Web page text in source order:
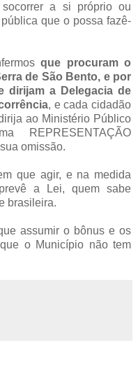
a si próprio ou
que o possa fazê-
que procuram o
de São Bento, e por
dirijam a Delegacia de
, e cada cidadão
ao Ministério Público
REPRESENTAÇÃO
omissão.
que agir, e na medida
a Lei, quem sabe
brasileira.
assumir o bônus e os
o Município não tem